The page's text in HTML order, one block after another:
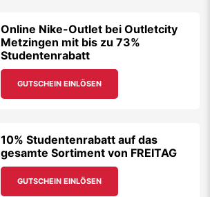
Online Nike-Outlet bei Outletcity
Metzingen mit bis zu 73%
Studentenrabatt
GUTSCHEIN EINLÖSEN
10% Studentenrabatt auf das
gesamte Sortiment von FREITAG
GUTSCHEIN EINLÖSEN